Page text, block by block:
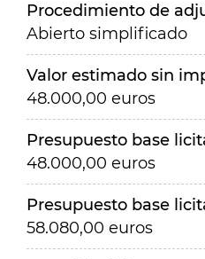
Procedimiento de
Abierto simplificado
Valor estimado sin
48.000,00 euros
Presupuesto base
48.000,00 euros
Presupuesto base
58.080,00 euros